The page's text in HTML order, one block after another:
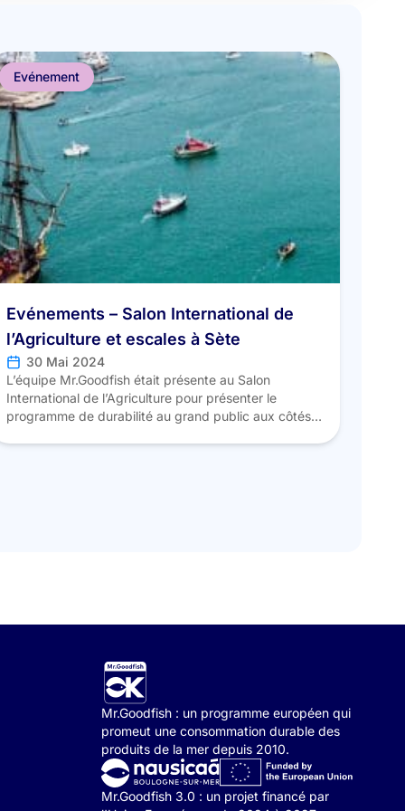
Evénement
Evénements – Salon International de
l’Agriculture et escales à Sète
30 Mai 2024
L’équipe Mr.Goodfish était présente au Salon
International de l’Agriculture pour présenter le
programme de durabilité au grand public aux côtés
Mr.Goodfish : un programme européen qui
promeut une consommation durable des
produits de la mer depuis 2010.
Mr.Goodfish 3.0 : un projet financé par